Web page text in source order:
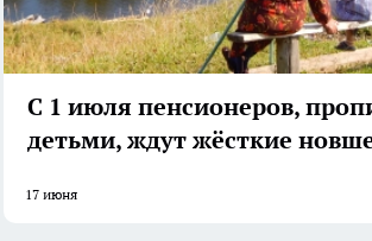
С 1 июля пенсионеров,
детьми, ждут жёсткие
17 июня